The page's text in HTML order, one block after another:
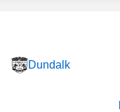
Dundalk